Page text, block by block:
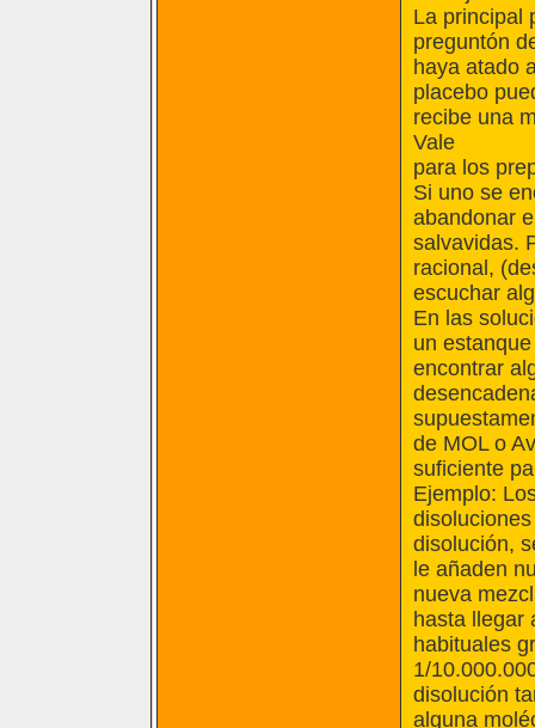
La principal
preguntón
haya atado
placebo
recibe una
Vale
para los
Si uno se
abandonar
salvavidas.
racional,
escuchar
En las
un
encontrar
de MOL o
suficiente
Ejemplo:
disolución,
le añaden
nueva
hasta llegar
habituales
1/
disolución
alguna